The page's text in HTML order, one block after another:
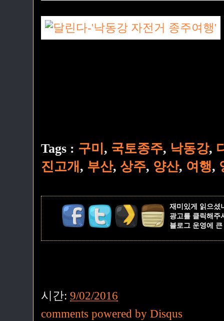
Tags : 구미 , 국토종주, 낙동강,
진고개 , 부산, 상주, 양산, 여행,
재미있게 읽으셨
광고를 클릭해주
블로그 운영에
시간: 9/02/2016
comments powered by Disqus